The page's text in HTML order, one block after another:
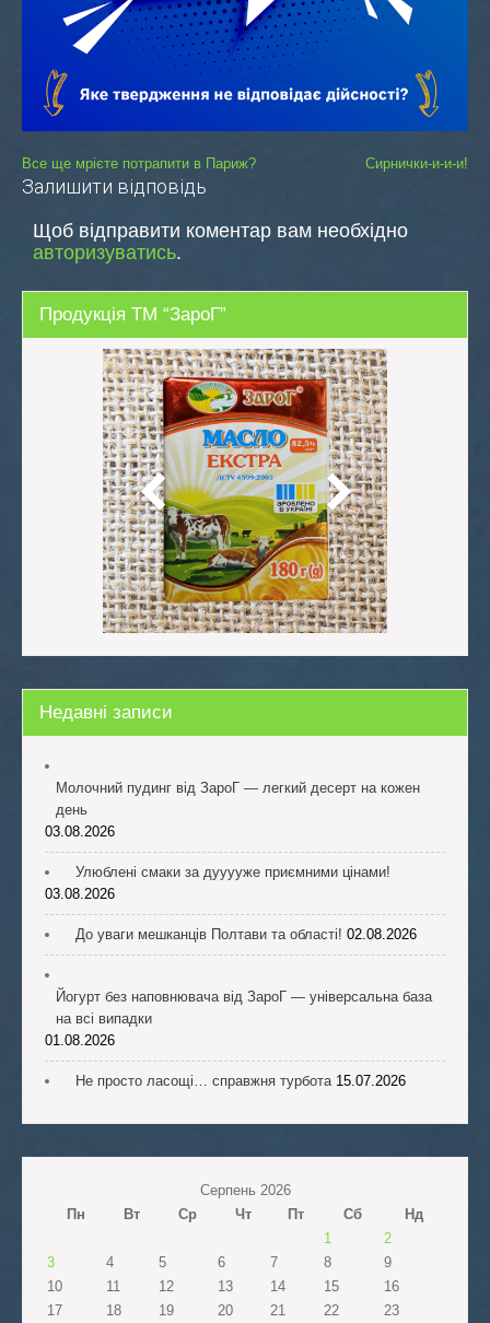
Навігація
записів
Все ще мрієте потрапити в Париж? Сирнички-и-и-и!
Залишити відповідь
Щоб відправити коментар вам необхідно
авторизуватись.
Продукція ТМ “ЗароГ”
Недавні записи
Молочний пудинг від ЗароГ — легкий десерт на кожен
день
03.08.2026
Улюблені смаки за дууууже приємними цінами!
03.08.2026
До уваги мешканців Полтави та області! 02.08.2026
Йогурт без наповнювача від ЗароГ — універсальна база
на всі випадки
01.08.2026
Не просто ласощі… справжня турбота 15.07.2026
Серпень 2026
Пн
Вт Ср Чт Пт Сб
Нд
1
2
3
4 5 6 7 8
9
10
11 12 13 14 15
16
17
18 19 20 21 22
23